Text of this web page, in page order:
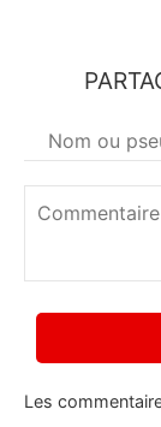
Votre
nom*
Les